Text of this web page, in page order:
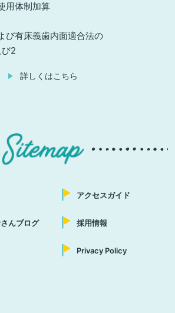
用体制加算
び有床義歯内面適合法の
2
詳しくはこちら
んブログ
アクセスガイド
採用情報
Privacy Policy